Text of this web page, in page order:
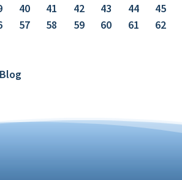
40 41 42 43 44 45
57 58 59 60 61 62